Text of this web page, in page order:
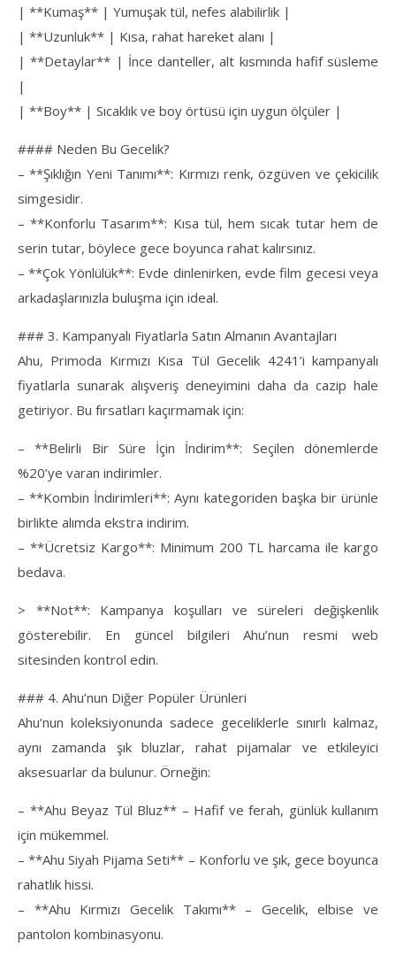
| **Kumaş** | Yumuşak tül, nefes alabilirlik |
| **Uzunluk** | Kısa, rahat hareket alanı |
| **Detaylar** | İnce danteller, alt kısmında hafif süsleme
|
| **Boy** | Sıcaklık ve boy örtüsü için uygun ölçüler |
#### Neden Bu Gecelik?
– **Şıklığın Yeni Tanımı**: Kırmızı renk, özgüven ve çekicilik
simgesidir.
– **Konforlu Tasarım**: Kısa tül, hem sıcak tutar hem de
serin tutar, böylece gece boyunca rahat kalırsınız.
– **Çok Yönlülük**: Evde dinlenirken, evde film gecesi veya
arkadaşlarınızla buluşma için ideal.
### 3. Kampanyalı Fiyatlarla Satın Almanın Avantajları
Ahu, Primoda Kırmızı Kısa Tül Gecelik 4241’i kampanyalı
fiyatlarla sunarak alışveriş deneyimini daha da cazip hale
getiriyor. Bu fırsatları kaçırmamak için:
– **Belirli Bir Süre İçin İndirim**: Seçilen dönemlerde
%20’ye varan indirimler.
– **Kombin İndirimleri**: Aynı kategoriden başka bir ürünle
birlikte alımda ekstra indirim.
– **Ücretsiz Kargo**: Minimum 200 TL harcama ile kargo
bedava.
> **Not**: Kampanya koşulları ve süreleri değişkenlik
gösterebilir. En güncel bilgileri Ahu’nun resmi web
sitesinden kontrol edin.
### 4. Ahu’nun Diğer Popüler Ürünleri
Ahu’nun koleksiyonunda sadece geceliklerle sınırlı kalmaz,
aynı zamanda şık bluzlar, rahat pijamalar ve etkileyici
aksesuarlar da bulunur. Örneğin:
– **Ahu Beyaz Tül Bluz** – Hafif ve ferah, günlük kullanım
için mükemmel.
– **Ahu Siyah Pijama Seti** – Konforlu ve şık, gece boyunca
rahatlık hissi.
– **Ahu Kırmızı Gecelik Takımı** – Gecelik, elbise ve
pantolon kombinasyonu.